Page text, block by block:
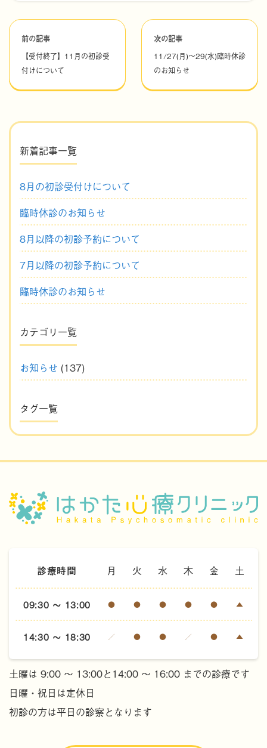
前の記事
【受付終了】11月の初診受
付けについて
次の記事
11/27(月)～29(水)臨時休診
のお知らせ
新着記事一覧
8月の初診受付けについて
臨時休診のお知らせ
8月以降の初診予約について
7月以降の初診予約について
臨時休診のお知らせ
カテゴリ一覧
お知らせ (137)
タグ一覧
診療時間 月 火 水 木 金 土
09:30 ～ 13:00 ● ● ● ● ● ▲
14:30 ～ 18:30 ／ ● ● ／ ● ▲
土曜は 9:00 ～ 13:00と14:00 ～ 16:00 までの診療です
日曜・祝日は定休日
初診の方は平日の診察となります